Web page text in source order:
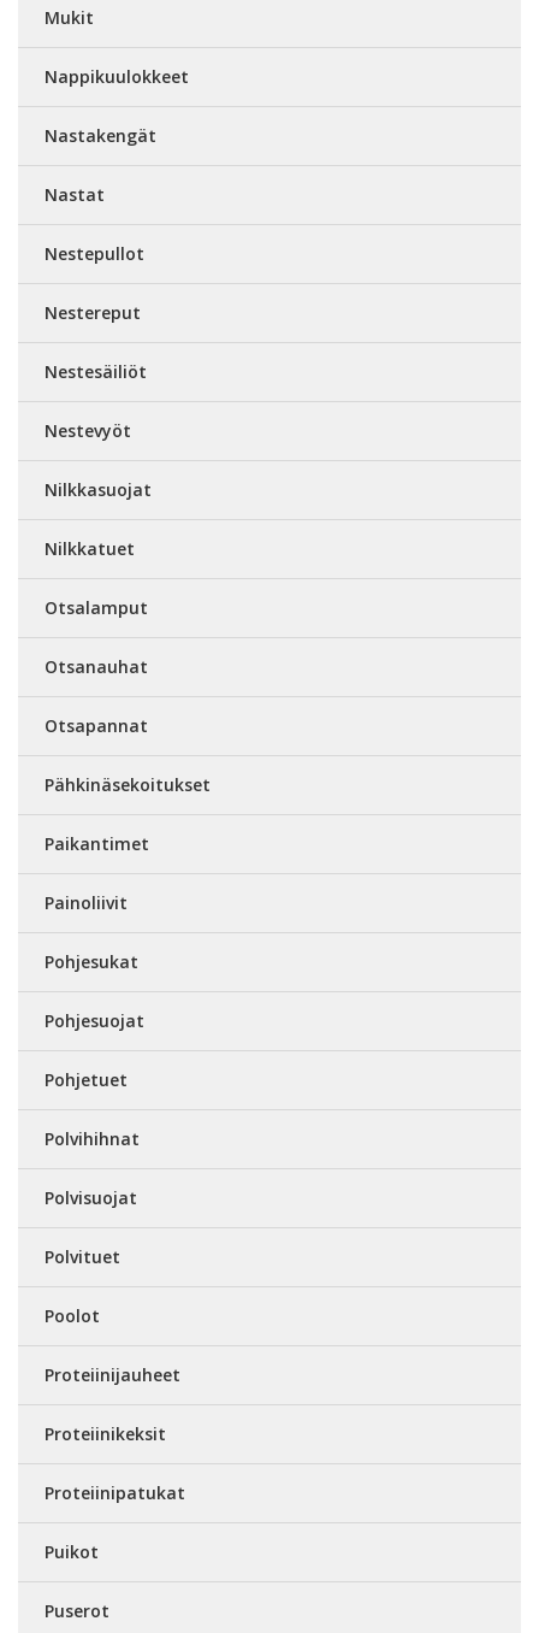
Mukit
Nappikuulokkeet
Nastakengät
Nastat
Nestepullot
Nestereput
Nestesäiliöt
Nestevyöt
Nilkkasuojat
Nilkkatuet
Otsalamput
Otsanauhat
Otsapannat
Pähkinäsekoitukset
Paikantimet
Painoliivit
Pohjesukat
Pohjesuojat
Pohjetuet
Polvihihnat
Polvisuojat
Polvituet
Poolot
Proteiinijauheet
Proteiinikeksit
Proteiinipatukat
Puikot
Puserot